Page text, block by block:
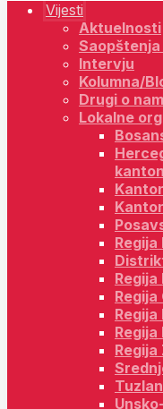
Vijesti
Aktuelnosti
Intervju
Kolumna/
Drugi o
Lokalne
kanton
Regija
Regija
Regija
Regija